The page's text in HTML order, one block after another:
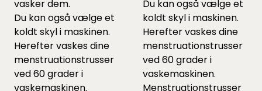
vasker dem.
Du kan også vælge et
koldt skyl i maskinen.
Herefter vaskes dine
menstruationstrusser
ved 60 grader i
vaskemaskinen.
Du kan også vælge et
koldt skyl i maskinen.
Herefter vaskes dine
menstruationstrusser
ved 60 grader i
vaskemaskinen.
Menstruationstrusser